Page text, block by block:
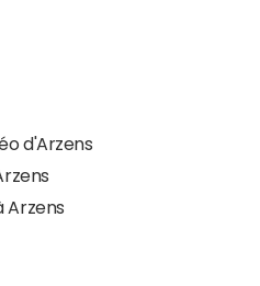
d'Arzens
Arzens